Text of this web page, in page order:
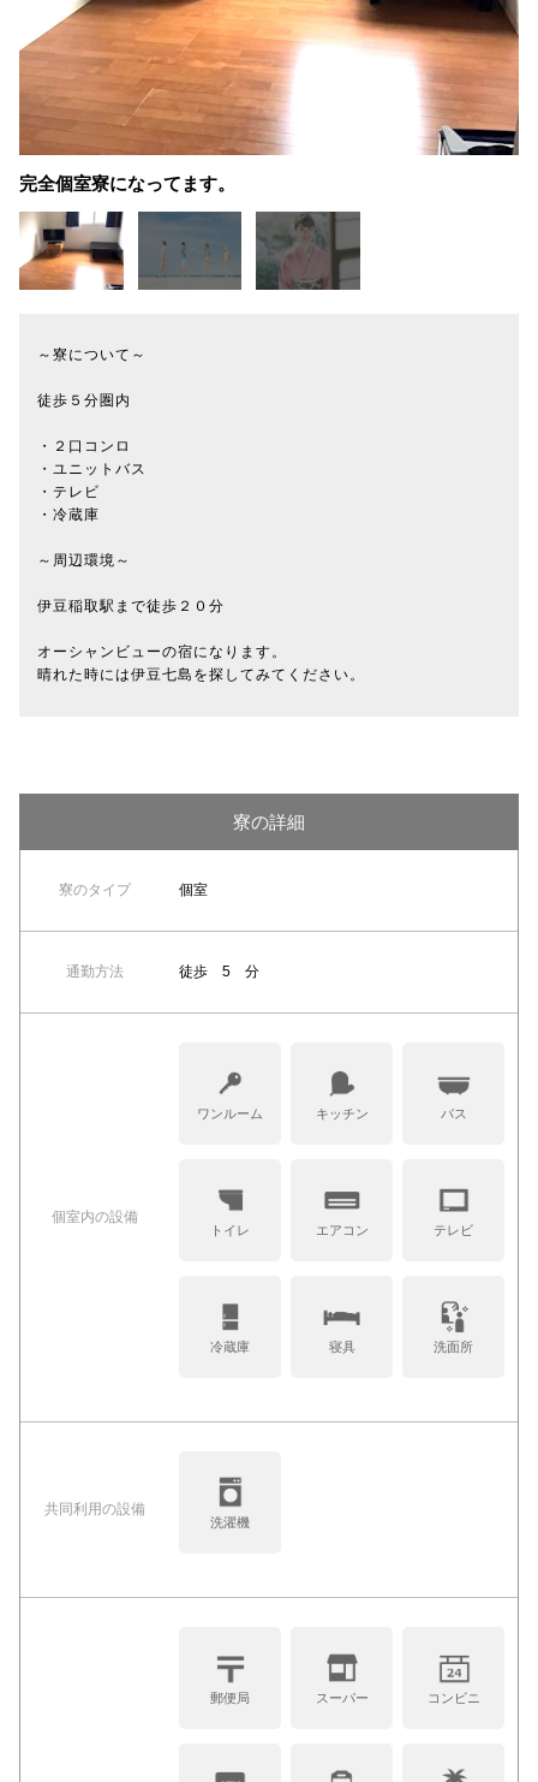
完全個室寮になってます。
～寮について～
徒歩５分圏内
・２口コンロ
・ユニットバス
・テレビ
・冷蔵庫
～周辺環境～
伊豆稲取駅まで徒歩２０分
オーシャンビューの宿になります。
晴れた時には伊豆七島を探してみてください。
寮の詳細
寮のタイプ 個室
通勤方法 徒歩 5 分
個室内の設備
ワンルーム キッチン バス
トイレ エアコン テレビ
冷蔵庫 寝具 洗面所
共同利⽤の設備
洗濯機
郵便局 スーパー コンビニ